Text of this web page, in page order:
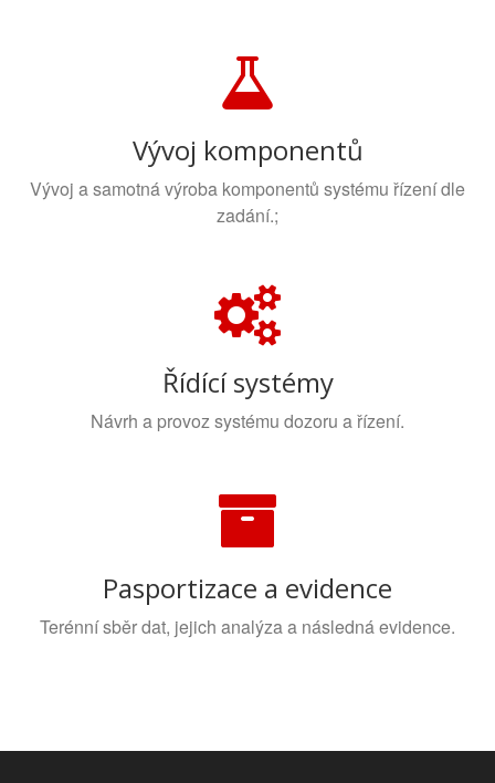
Vývoj komponentů
Vývoj a samotná výroba komponentů systému řízení dle
zadání.;
Řídící systémy
Návrh a provoz systému dozoru a řízení.
Pasportizace a evidence
Terénní sběr dat, jejich analýza a následná evidence.